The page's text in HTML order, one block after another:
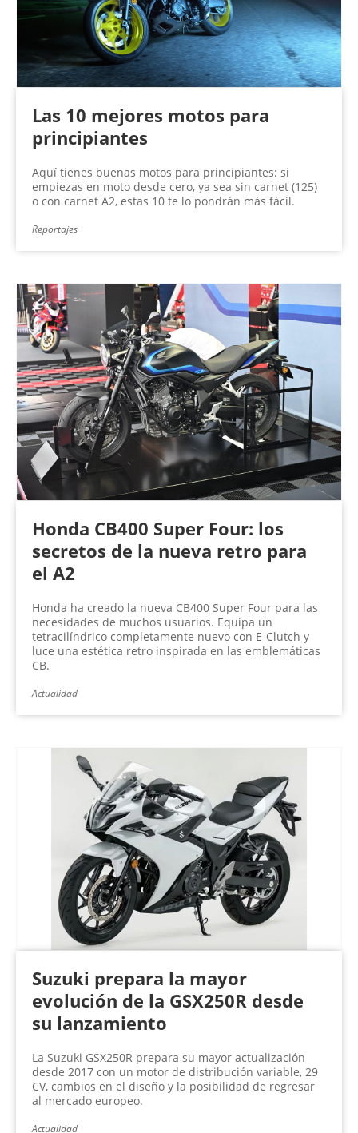
Las 10 mejores motos para
principiantes
Aquí tienes buenas motos para principiantes: si
empiezas en moto desde cero, ya sea sin carnet (125)
o con carnet A2, estas 10 te lo pondrán más fácil.
Reportajes
Honda CB400 Super Four: los
secretos de la nueva retro para
el A2
Honda ha creado la nueva CB400 Super Four para las
necesidades de muchos usuarios. Equipa un
tetracilíndrico completamente nuevo con E-Clutch y
luce una estética retro inspirada en las emblemáticas
CB.
Actualidad
Suzuki prepara la mayor
evolución de la GSX250R desde
su lanzamiento
La Suzuki GSX250R prepara su mayor actualización
desde 2017 con un motor de distribución variable, 29
CV, cambios en el diseño y la posibilidad de regresar
al mercado europeo.
Actualidad